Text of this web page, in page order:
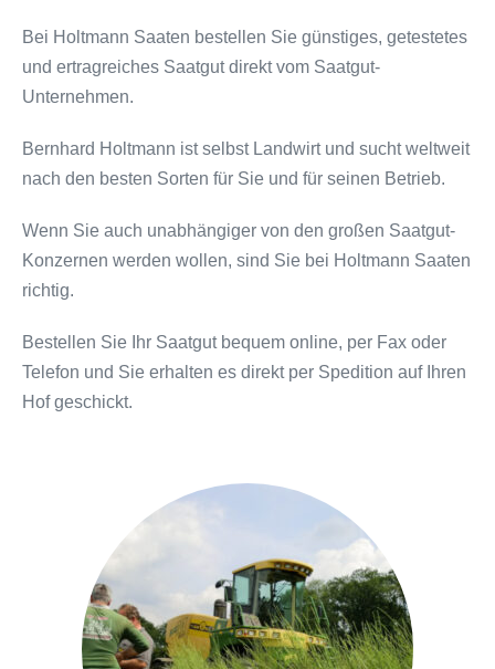
Bei Holtmann Saaten bestellen Sie günstiges, getestetes
und ertragreiches Saatgut direkt vom Saatgut-
Unternehmen.
Bernhard Holtmann ist selbst Landwirt und sucht weltweit
nach den besten Sorten für Sie und für seinen Betrieb.
Wenn Sie auch unabhängiger von den großen Saatgut-
Konzernen werden wollen, sind Sie bei Holtmann Saaten
richtig.
Bestellen Sie Ihr Saatgut bequem online, per Fax oder
Telefon und Sie erhalten es direkt per Spedition auf Ihren
Hof geschickt.